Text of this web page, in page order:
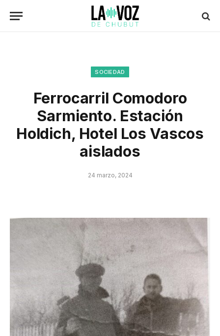
SOCIEDAD
Ferrocarril Comodoro
Sarmiento. Estación
Holdich, Hotel Los Vascos
aislados
24 marzo, 2024